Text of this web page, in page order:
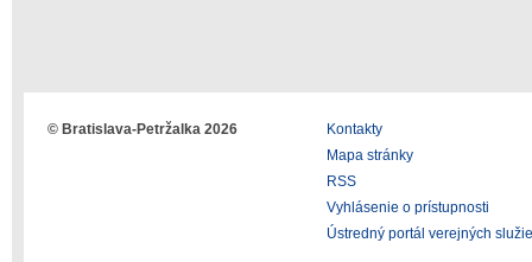
© Bratislava-Petržalka 2026
Kontakty
Mapa stránky
RSS
Vyhlásenie o prístupnosti
Ústredný portál verejných